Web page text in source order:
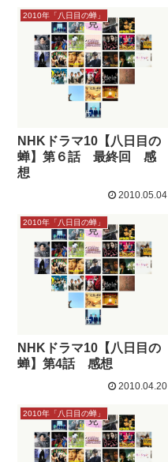
2010年「八日目の蝉」
NHKドラマ10【八日目の
蝉】第６話 最終回 感
想
2010.05.04
2010年「八日目の蝉」
NHKドラマ10【八日目の
蝉】第4話 感想
2010.04.20
2010年「八日目の蝉」